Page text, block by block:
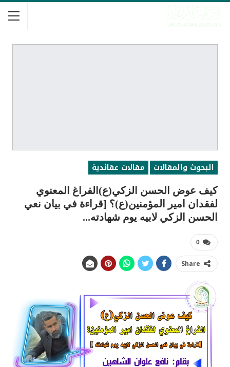
البحوث والمقالات مقالات عقائدية
كيف عوض الحسن الزكي(ع)الفراغ المعنوي
لفقدان امير المؤمنين(ع)؟ [قراءة في بيان نعي
الحسن الزكي لابيه يوم شهادته...
0
Share